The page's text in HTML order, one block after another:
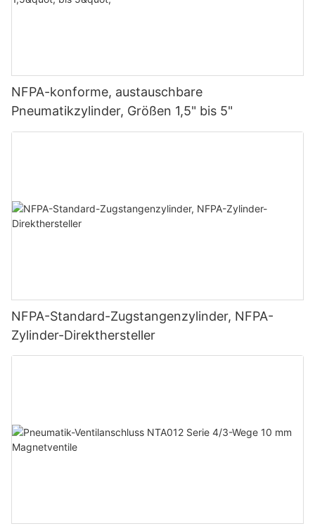
NFPA-konforme, austauschbare
Pneumatikzylinder, Größen 1,5" bis 5"
NFPA-Standard-Zugstangenzylinder, NFPA-
Zylinder-Direkthersteller